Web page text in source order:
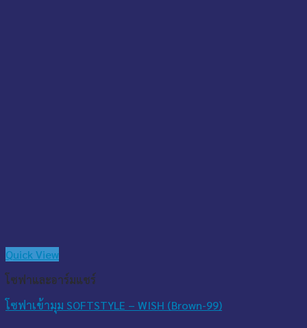
Quick View
โซฟาและอาร์มแชร์
โซฟาเข้ามุม SOFTSTYLE – WISH (Brown-99)